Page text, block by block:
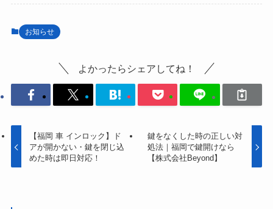
お知らせ
よかったらシェアしてね！
【福岡 車 インロック】ド
アが開かない・鍵を閉じ込
めた時は即日対応！
鍵をなくした時の正しい対
処法｜福岡で鍵開けなら
【株式会社Beyond】